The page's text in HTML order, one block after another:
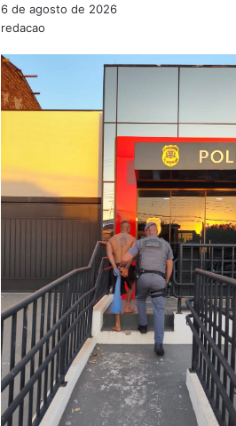
6 de agosto de 2026
redacao